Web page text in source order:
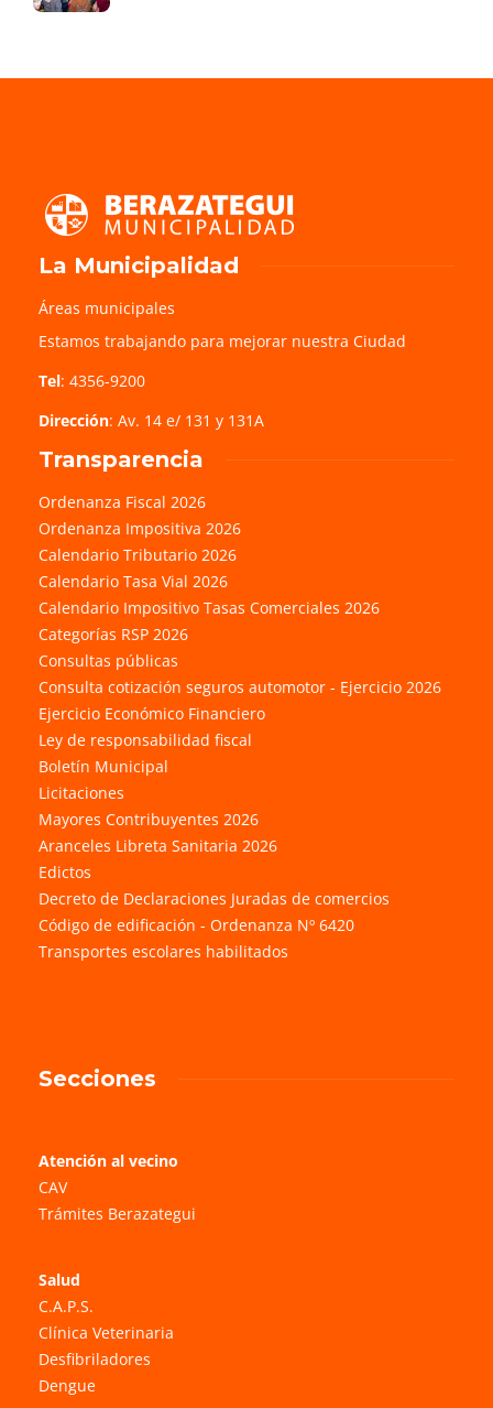
La Municipalidad
Áreas municipales
Estamos trabajando para mejorar nuestra Ciudad
Tel: 4356-9200
Dirección: Av. 14 e/ 131 y 131A
Transparencia
Ordenanza Fiscal 2026
Ordenanza Impositiva 2026
Calendario Tributario 2026
Calendario Tasa Vial 2026
Calendario Impositivo Tasas Comerciales 2026
Categorías RSP 2026
Consultas públicas
Consulta cotización seguros automotor - Ejercicio 2026
Ejercicio Económico Financiero
Ley de responsabilidad fiscal
Boletín Municipal
Licitaciones
Mayores Contribuyentes 2026
Aranceles Libreta Sanitaria 2026
Edictos
Decreto de Declaraciones Juradas de comercios
Código de edificación - Ordenanza Nº 6420
Transportes escolares habilitados
Secciones
Atención al vecino
CAV
Trámites Berazategui
Salud
C.A.P.S.
Clínica Veterinaria
Desfibriladores
Dengue